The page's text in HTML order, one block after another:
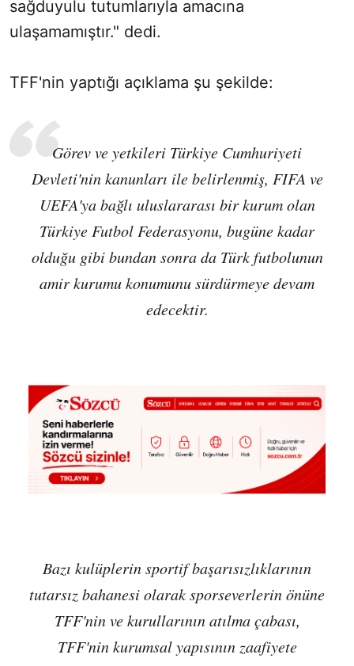
sağduyulu tutumlarıyla amacına
ulaşamamıştır." dedi.
TFF'nin yaptığı açıklama şu şekilde:
Görev ve yetkileri Türkiye Cumhuriyeti
Devleti'nin kanunları ile belirlenmiş, FIFA ve
UEFA'ya bağlı uluslararası bir kurum olan
Türkiye Futbol Federasyonu, bugüne kadar
olduğu gibi bundan sonra da Türk futbolunun
amir kurumu konumunu sürdürmeye devam
edecektir.
Bazı kulüplerin sportif başarısızlıklarının
tutarsız bahanesi olarak sporseverlerin önüne
TFF'nin ve kurullarının atılma çabası,
TFF'nin kurumsal yapısının zaafiyete